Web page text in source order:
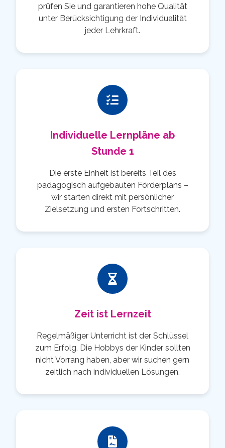
prüfen Sie und garantieren hohe Qualität
unter Berücksichtigung der Individualität
jeder Lehrkraft.
Individuelle Lernpläne ab
Stunde 1
Die erste Einheit ist bereits Teil des
pädagogisch aufgebauten Förderplans –
wir starten direkt mit persönlicher
Zielsetzung und ersten Fortschritten.
Zeit ist Lernzeit
Regelmäßiger Unterricht ist der Schlüssel
zum Erfolg. Die Hobbys der Kinder sollten
nicht Vorrang haben, aber wir suchen gern
zeitlich nach individuellen Lösungen.